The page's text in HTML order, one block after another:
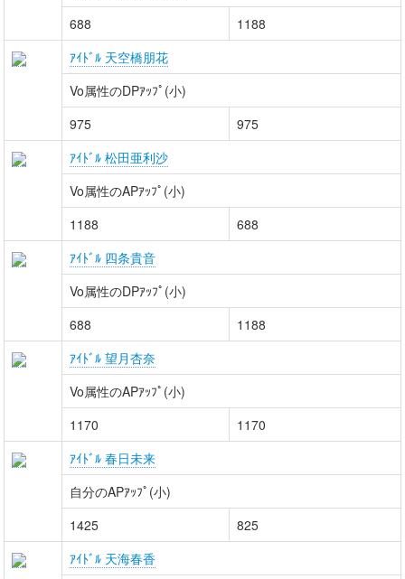
688
1188
ｱｲﾄﾞﾙ 天空橋朋花
Vo属性のDPｱｯﾌﾟ(小)
975
975
ｱｲﾄﾞﾙ 松田亜利沙
Vo属性のAPｱｯﾌﾟ(小)
1188
688
ｱｲﾄﾞﾙ 四条貴音
Vo属性のDPｱｯﾌﾟ(小)
688
1188
ｱｲﾄﾞﾙ 望月杏奈
Vo属性のAPｱｯﾌﾟ(小)
1170
1170
ｱｲﾄﾞﾙ 春日未来
自分のAPｱｯﾌﾟ(小)
1425
825
ｱｲﾄﾞﾙ 天海春香